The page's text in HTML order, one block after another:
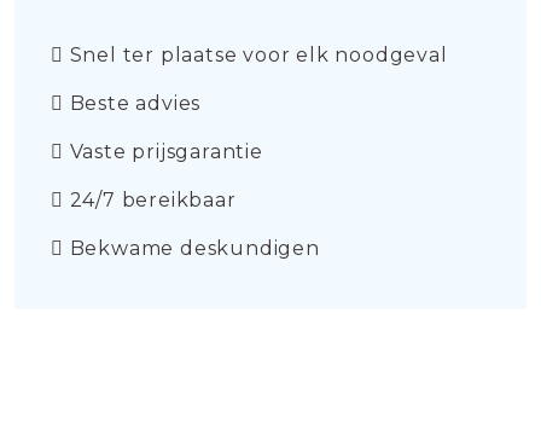
Snel ter plaatse voor elk noodgeval
Beste advies
Vaste prijsgarantie
24/7 bereikbaar
Bekwame deskundigen